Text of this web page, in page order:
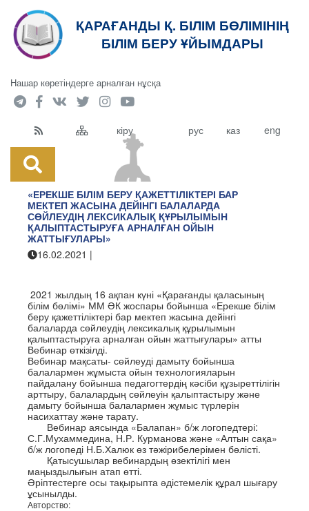
ҚАРАҒАНДЫ Қ. БІЛІМ БӨЛІМІНІҢ
БІЛІМ БЕРУ ҰЙЫМДАРЫ
Нашар көретіндерге арналған нұсқа
кіру рус каз eng
«ЕРЕКШЕ БІЛІМ БЕРУ ҚАЖЕТТІЛІКТЕРІ БАР
МЕКТЕП ЖАСЫНА ДЕЙІНГІ БАЛАЛАРДА
СӨЙЛЕУДІҢ ЛЕКСИКАЛЫҚ ҚҰРЫЛЫМЫН
ҚАЛЫПТАСТЫРУҒА АРНАЛҒАН ОЙЫН
ЖАТТЫҒУЛАРЫ»
16.02.2021 |
2021 жылдың 16 ақпан күні «Қарағанды қаласының
білім бөлімі» ММ ӘК жоспары бойынша «Ерекше білім
беру қажеттіліктері бар мектеп жасына дейінгі
балаларда сөйлеудің лексикалық құрылымын
қалыптастыруға арналған ойын жаттығулары» атты
Вебинар өткізілді.
Вебинар мақсаты- сөйлеуді дамыту бойынша
балалармен жұмыста ойын технологияларын
пайдалану бойынша педагогтердің кәсіби құзыреттілігін
арттыру, балалардың сөйлеуін қалыптастыру және
дамыту бойынша балалармен жұмыс түрлерін
насихаттау және тарату.
Вебинар аясында «Балапан» б/ж логопедтері:
С.Г.Мухаммедина, Н.Р. Курманова және «Алтын сақа»
б/ж логопеді Н.Б.Халюк өз тәжірибелерімен бөлісті.
Қатысушылар вебинардың өзектілігі мен
маңыздылығын атап өтті.
Әріптестерге осы тақырыпта әдістемелік құрал шығару
ұсынылды.
Авторство: